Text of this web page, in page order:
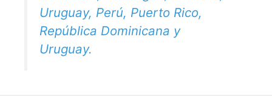
Uruguay, Perú, Puerto Rico,
República Dominicana y
Uruguay.